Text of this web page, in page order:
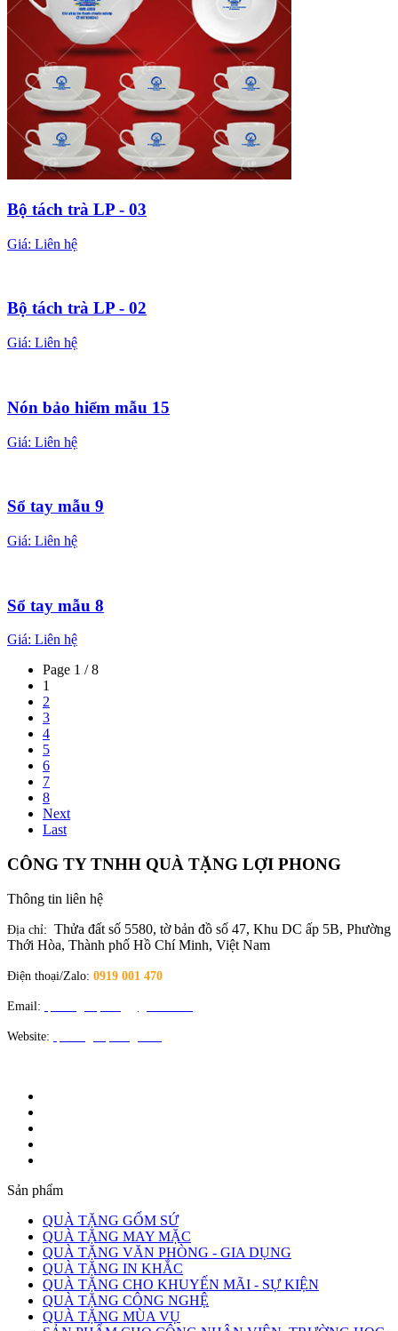
Bộ tách trà LP - 03
Giá: Liên hệ
Bộ tách trà LP - 02
Giá: Liên hệ
Nón bảo hiểm mẫu 15
Giá: Liên hệ
Sổ tay mẫu 9
Giá: Liên hệ
Sổ tay mẫu 8
Giá: Liên hệ
Page 1 / 8
1
2
3
4
5
6
7
8
Next
Last
CÔNG TY TNHH QUÀ TẶNG LỢI PHONG
Thông tin liên hệ
Địa chỉ: Thửa đất số 5580, tờ bản đồ số 47, Khu DC ấp 5B, Phường
Thới Hòa, Thành phố Hồ Chí Minh, Việt Nam
Điện thoại/Zalo: 0919 001 470
Email:
Website:
Sản phẩm
QUÀ TẶNG GỐM SỨ
QUÀ TẶNG MAY MẶC
QUÀ TẶNG VĂN PHÒNG - GIA DỤNG
QUÀ TẶNG IN KHẮC
QUÀ TẶNG CHO KHUYẾN MÃI - SỰ KIỆN
QUÀ TẶNG CÔNG NGHỆ
QUÀ TẶNG MÙA VỤ